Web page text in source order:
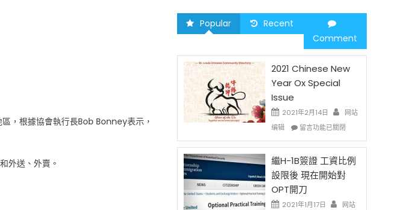
，根據協會執行長Bob Bonney表示，
外送、外賣。
Popular
Recent
Comment
2021 Chinese New
Year Ox Special
Issue
2021年2月14日
网站
编辑
在
Chinese
New
Year
Ox
Special
Issue〉
留言功能已關閉
繼H-1B簽證 工資比例
設限後 現在開始對
OPT開刀
2021年1月17日
网站